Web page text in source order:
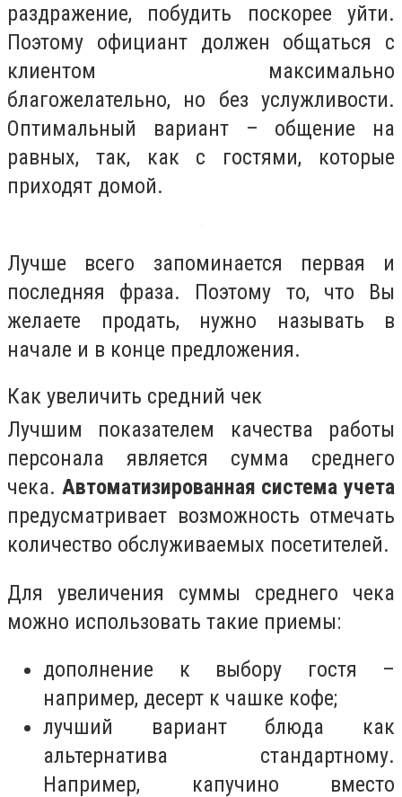
раздражение, побудить поскорее уйти.
Поэтому официант должен общаться с
клиентом максимально
благожелательно, но без услужливости.
Оптимальный вариант – общение на
равных, так, как с гостями, которые
приходят домой.
Лучше всего запоминается первая и
последняя фраза. Поэтому то, что Вы
желаете продать, нужно называть в
начале и в конце предложения.
Как увеличить средний чек
Лучшим показателем качества работы
персонала является сумма среднего
чека. Автоматизированная система учета
предусматривает возможность отмечать
количество обслуживаемых посетителей.
Для увеличения суммы среднего чека
можно использовать такие приемы:
дополнение к выбору гостя –
например, десерт к чашке кофе;
лучший вариант блюда как
альтернатива стандартному.
Например, капучино вместо